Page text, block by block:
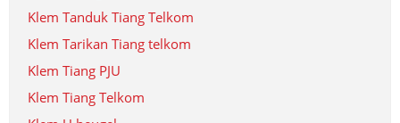
Klem Tanduk Tiang Telkom
Klem Tarikan Tiang telkom
Klem Tiang PJU
Klem Tiang Telkom